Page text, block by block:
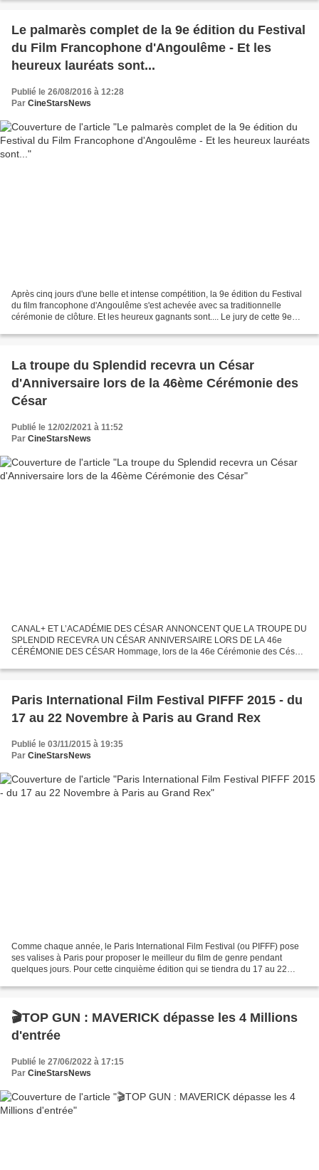
Le palmarès complet de la 9e édition du Festival
du Film Francophone d'Angoulême - Et les
heureux lauréats sont...
Publié le 26/08/2016 à 12:28
Par CineStarsNews
Après cinq jours d'une belle et intense compétition, la 9e édition du Festival
du film francophone d'Angoulême s'est achevée avec sa traditionnelle
cérémonie de clôture. Et les heureux gagnants sont.... Le jury de cette 9e
La troupe du Splendid recevra un César
d'Anniversaire lors de la 46ème Cérémonie des
César
Publié le 12/02/2021 à 11:52
Par CineStarsNews
CANAL+ ET L’ACADÉMIE DES CÉSAR ANNONCENT QUE LA TROUPE DU
SPLENDID RECEVRA UN CÉSAR ANNIVERSAIRE LORS DE LA 46e
CÉRÉMONIE DES CÉSAR Hommage, lors de la 46e Cérémonie des César,
Français...
Paris International Film Festival PIFFF 2015 - du
17 au 22 Novembre à Paris au Grand Rex
Publié le 03/11/2015 à 19:35
Par CineStarsNews
Comme chaque année, le Paris International Film Festival (ou PIFFF) pose
ses valises à Paris pour proposer le meilleur du film de genre pendant
quelques jours. Pour cette cinquième édition qui se tiendra du 17 au 22
🎬TOP GUN : MAVERICK dépasse les 4 Millions
d'entrée
Publié le 27/06/2022 à 17:15
Par CineStarsNews